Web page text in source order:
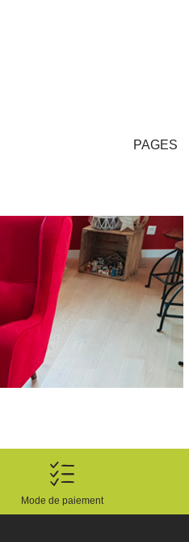
PAGES
Mode de paiement